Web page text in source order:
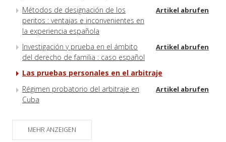
Métodos de designación de los
peritos : ventajas e inconvenientes en
la experiencia española
Artikel abrufen
Investigación y prueba en el ámbito
del derecho de familia : caso español
Artikel abrufen
Las pruebas personales en el arbitraje
Régimen probatorio del arbitraje en
Cuba
Artikel abrufen
MEHR ANZEIGEN